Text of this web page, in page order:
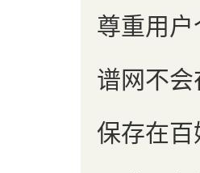
尊重用
谱网不
保存在